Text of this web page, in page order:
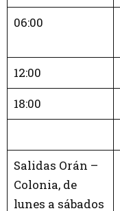
06:00
12:00
18:00
Salidas Orán –
Colonia, de
lunes a sábados